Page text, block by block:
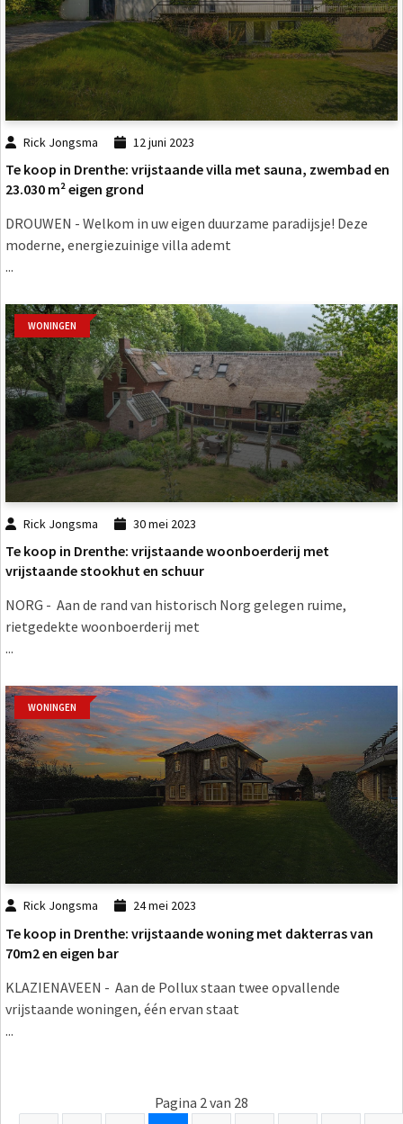
Rick Jongsma 12 juni 2023
Te koop in Drenthe: vrijstaande villa met sauna, zwembad en
23.030 m² eigen grond
DROUWEN - Welkom in uw eigen duurzame paradijsje! Deze
moderne, energiezuinige villa ademt
...
WONINGEN
Rick Jongsma 30 mei 2023
Te koop in Drenthe: vrijstaande woonboerderij met
vrijstaande stookhut en schuur
NORG - Aan de rand van historisch Norg gelegen ruime,
rietgedekte woonboerderij met
...
WONINGEN
Rick Jongsma 24 mei 2023
Te koop in Drenthe: vrijstaande woning met dakterras van
70m2 en eigen bar
KLAZIENAVEEN - Aan de Pollux staan twee opvallende
vrijstaande woningen, één ervan staat
...
Pagina 2 van 28